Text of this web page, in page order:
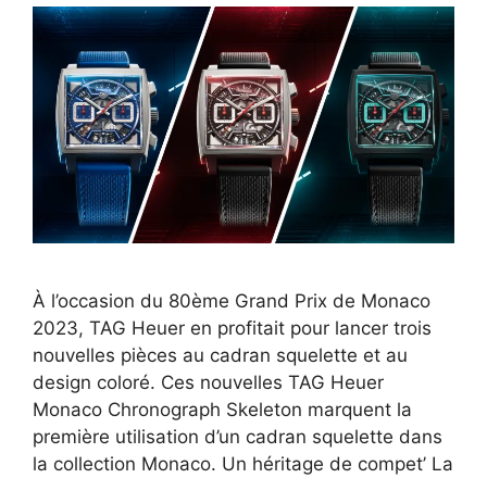
À l’occasion du 80ème Grand Prix de Monaco
2023, TAG Heuer en profitait pour lancer trois
nouvelles pièces au cadran squelette et au
design coloré. Ces nouvelles TAG Heuer
Monaco Chronograph Skeleton marquent la
première utilisation d’un cadran squelette dans
la collection Monaco. Un héritage de compet’ La